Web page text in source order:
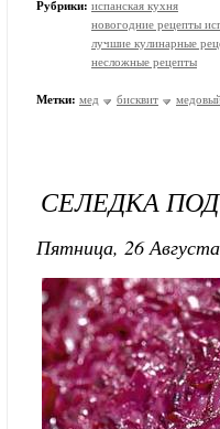
Рубрики: испанская кухня
новогодние рецепты
лучшие кулинарные
несложные рецепты
Метки: мед бисквит
СЕЛЕДКА
Пятница, 26